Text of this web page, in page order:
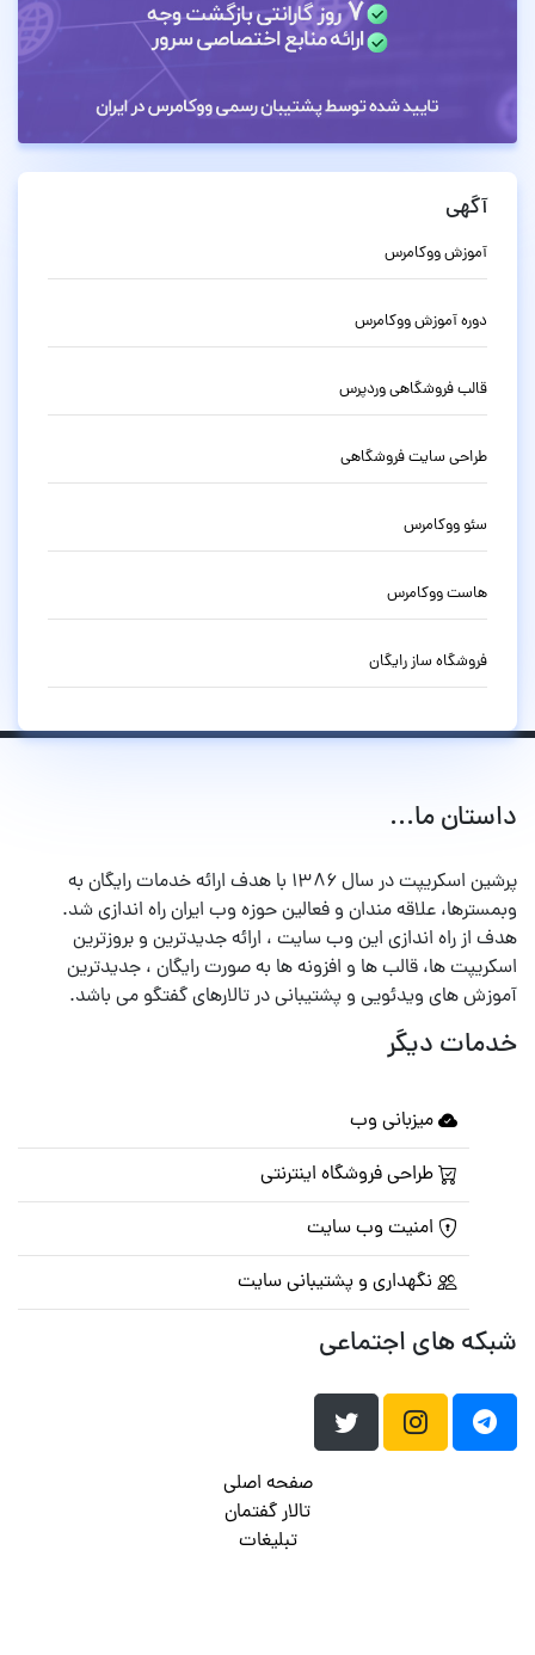
آگهی
آموزش ووکامرس
دوره آموزش ووکامرس
قالب فروشگاهی وردپرس
طراحی سایت فروشگاهی
سئو ووکامرس
هاست ووکامرس
فروشگاه ساز رایگان
داستان ما...
پرشین اسکریپت در سال ۱۳۸۶ با هدف ارائه خدمات رایگان به
وبمسترها، علاقه مندان و فعالین حوزه وب ایران راه اندازی شد.
هدف از راه اندازی این وب سایت ، ارائه جدیدترین و بروزترین
اسکریپت ها، قالب ها و افزونه ها به صورت رایگان ، جدیدترین
آموزش های ویدئویی و پشتیبانی در تالارهای گفتگو می باشد.
خدمات دیگر
میزبانی وب
طراحی فروشگاه اینترنتی
امنیت وب سایت
نگهداری و پشتیبانی سایت
شبکه های اجتماعی
صفحه اصلی
تالار گفتمان
تبلیغات